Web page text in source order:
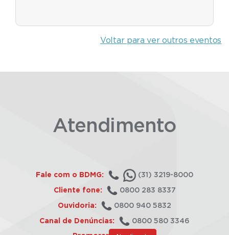
Voltar para ver outros eventos
Atendimento
Fale com o BDMG: (31) 3219-8000
Cliente fone: 0800 283 8337
Ouvidoria: 0800 940 5832
Canal de Denúncias: 0800 580 3346